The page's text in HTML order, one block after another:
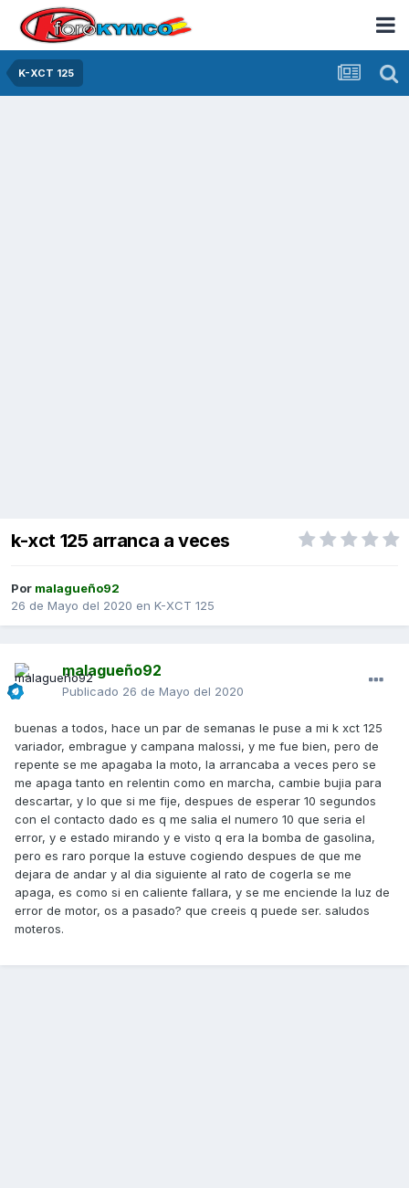
K-XCT 125
k-xct 125 arranca a veces
Por malagueño92
26 de Mayo del 2020 en K-XCT 125
malagueño92
Publicado 26 de Mayo del 2020
buenas a todos, hace un par de semanas le puse a mi k xct 125
variador, embrague y campana malossi, y me fue bien, pero de
repente se me apagaba la moto, la arrancaba a veces pero se
me apaga tanto en relentin como en marcha, cambie bujia para
descartar, y lo que si me fije, despues de esperar 10 segundos
con el contacto dado es q me salia el numero 10 que seria el
error, y e estado mirando y e visto q era la bomba de gasolina,
pero es raro porque la estuve cogiendo despues de que me
dejara de andar y al dia siguiente al rato de cogerla se me
apaga, es como si en caliente fallara, y se me enciende la luz de
error de motor, os a pasado? que creeis q puede ser. saludos
moteros.